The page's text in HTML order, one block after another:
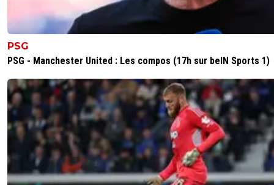
PSG
PSG - Manchester United : Les compos (17h sur beIN Sports 1)